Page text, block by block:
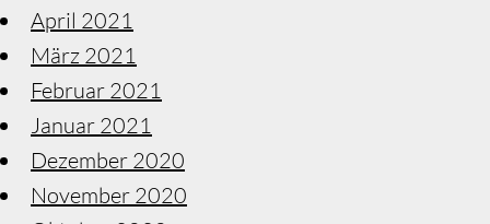
April 2021
März 2021
Februar 2021
Januar 2021
Dezember 2020
November 2020